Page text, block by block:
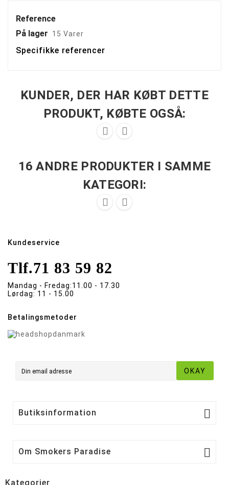
Reference
På lager
15 Varer
Specifikke referencer
KUNDER, DER HAR KØBT DETTE
PRODUKT, KØBTE OGSÅ:
 
16 ANDRE PRODUKTER I SAMME
KATEGORI:
 
Kundeservice
Tlf.71 83 59 82
Mandag - Fredag:11.00 - 17.30
Lørdag: 11 - 15.00
Betalingsmetoder
OKAY
Butiksinformation 
Om Smokers Paradise 
Kategorier